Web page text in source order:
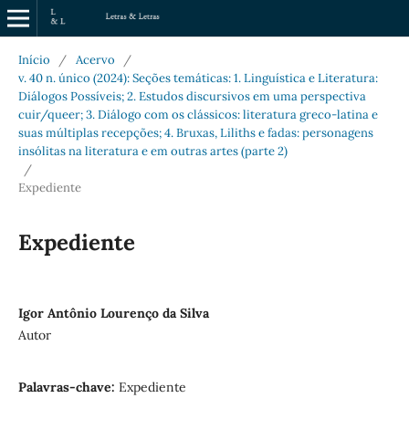
Início / Acervo
/
v. 40 n. único (2024): Seções temáticas: 1. Linguística e Literatura:
Diálogos Possíveis; 2. Estudos discursivos em uma perspectiva
cuir/queer; 3. Diálogo com os clássicos: literatura greco-latina e
suas múltiplas recepções; 4. Bruxas, Liliths e fadas: personagens
insólitas na literatura e em outras artes (parte 2)
/
Expediente
Expediente
Igor Antônio Lourenço da Silva
Autor
Palavras-chave: Expediente